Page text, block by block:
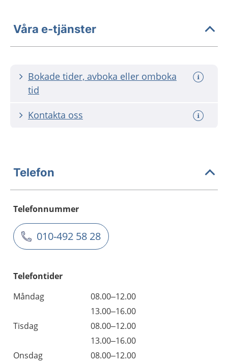
Våra e-tjänster
Bokade tider, avboka eller omboka
tid
Kontakta oss
Telefon
Telefonnummer
010-492 58 28
Telefontider
Måndag
08.00–12.00
13.00–16.00
Tisdag
08.00–12.00
13.00–16.00
Onsdag
08.00–12.00